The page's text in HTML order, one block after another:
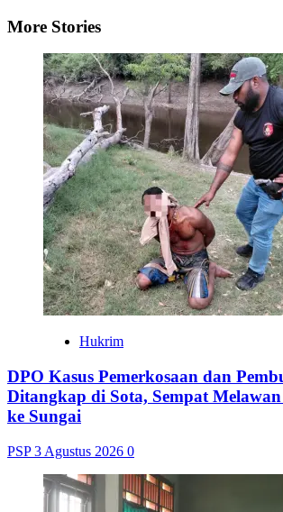
More Stories
Hukrim
DPO Kasus Pemerkosaan dan
Ditangkap di Sota, Sempat
ke Sungai
PSP3 Agustus 2026 0